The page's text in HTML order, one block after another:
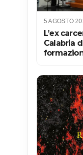
5 AGOSTO
L’ex
Calabria